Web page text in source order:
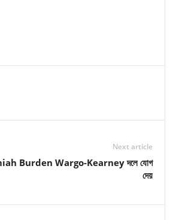
Next article
Burden Wargo-Kearney দলে যোগ
দেয়